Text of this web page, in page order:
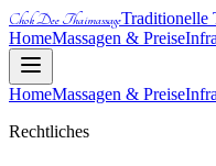
Chok Dee ThaimassageTraditionelle
HomeMassagen & Preise
HomeMassagen & Preise
Rechtliches